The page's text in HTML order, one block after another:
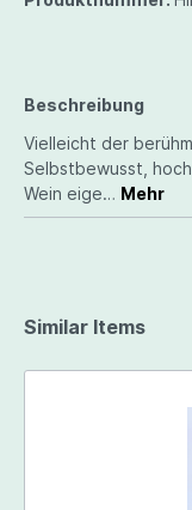
Beschreibung
Vielleicht der
Selbstbewusst,
Wein eige… Mehr
Similar Items